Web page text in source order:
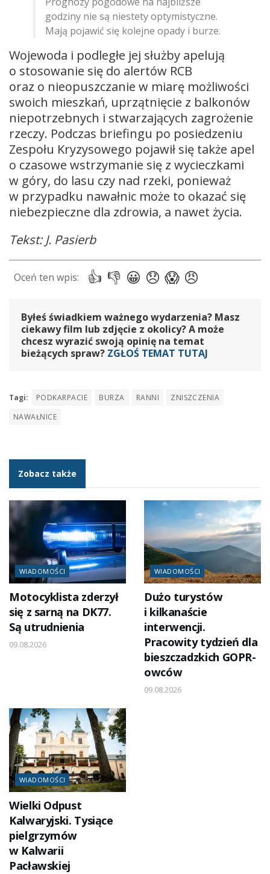
godziny nie są niestety optymistyczne.
Mają pojawić się kolejne opady i burze.
Wojewoda i podległe jej służby apelują
o stosowanie się do alertów RCB
oraz o nieopuszczanie w miarę możliwości
swoich mieszkań, uprzątnięcie z balkonów
niepotrzebnych i stwarzających zagrożenie
rzeczy. Podczas briefingu po posiedzeniu
Zespołu Kryzysowego pojawił się także apel
o czasowe wstrzymanie się z wycieczkami
w góry, do lasu czy nad rzeki, ponieważ
w przypadku nawałnic może to okazać się
niebezpieczne dla zdrowia, a nawet życia.
Tekst: J. Pasierb
Byłeś świadkiem ważnego wydarzenia? Masz
ciekawy film lub zdjęcie z okolicy? A może
chcesz wyrazić swoją opinię na temat
bieżących spraw? ZGŁOŚ TEMAT TUTAJ
Tagi: PODKARPACIE BURZA RANNI
ZNISZCZENIA
NAWAŁNICE
Zobacz także
WIADOMOŚCI
Motocyklista zderzył
się z sarną na DK77.
Są utrudnienia
09.08.2026
WIADOMOŚCI
Dużo turystów
i kilkanaście
interwencji.
Pracowity tydzień dla
bieszczadzkich GOPR-
owców
09.08.2026
WIADOMOŚCI
Wielki Odpust
Kalwaryjski. Tysiące
pielgrzymów
w Kalwarii
Pacławskiej